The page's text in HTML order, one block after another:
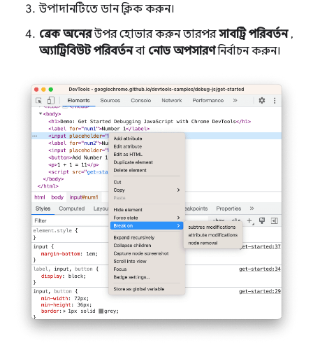
উপাদানটিতে ডান ক্লিক করুন।
ব্রেক অনেরউপর হোভার করুন তারপরসাবট্রি পরিবর্তন,
অ্যাট্রিবিউট পরিবর্তনবা নোড অপসারণনির্বাচন করুন।